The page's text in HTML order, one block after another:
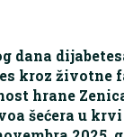
dana
kroz životne
hrane
šećera u